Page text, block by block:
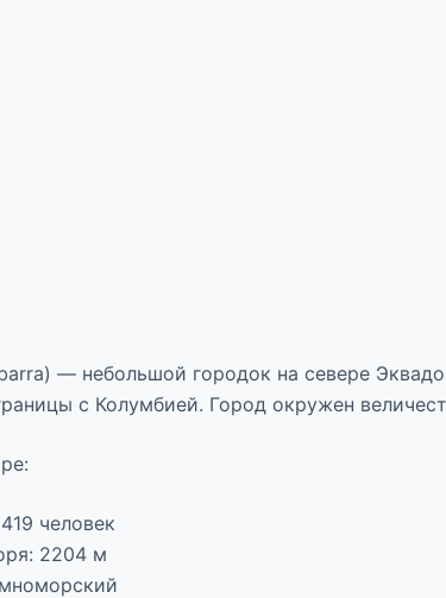
— небольшой городок на севере
с Колумбией. Город окружен
человек
2204 м